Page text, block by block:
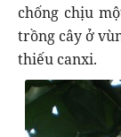
chống chịu
trồng cây ở
thiếu canxi.